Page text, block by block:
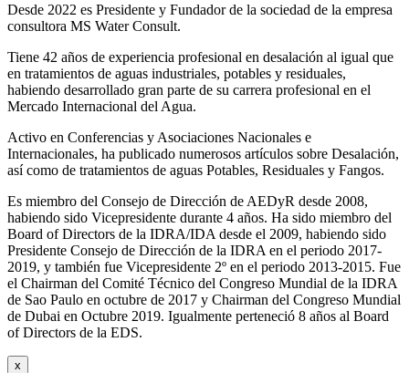
Desde 2022 es Presidente y Fundador de la sociedad de la empresa
consultora MS Water Consult.
Tiene 42 años de experiencia profesional en desalación al igual que
en tratamientos de aguas industriales, potables y residuales,
habiendo desarrollado gran parte de su carrera profesional en el
Mercado Internacional del Agua.
Activo en Conferencias y Asociaciones Nacionales e
Internacionales, ha publicado numerosos artículos sobre Desalación,
así como de tratamientos de aguas Potables, Residuales y Fangos.
Es miembro del Consejo de Dirección de AEDyR desde 2008,
habiendo sido Vicepresidente durante 4 años. Ha sido miembro del
Board of Directors de la IDRA/IDA desde el 2009, habiendo sido
Presidente Consejo de Dirección de la IDRA en el periodo 2017-
2019, y también fue Vicepresidente 2º en el periodo 2013-2015. Fue
el Chairman del Comité Técnico del Congreso Mundial de la IDRA
de Sao Paulo en octubre de 2017 y Chairman del Congreso Mundial
de Dubai en Octubre 2019. Igualmente perteneció 8 años al Board
of Directors de la EDS.
x